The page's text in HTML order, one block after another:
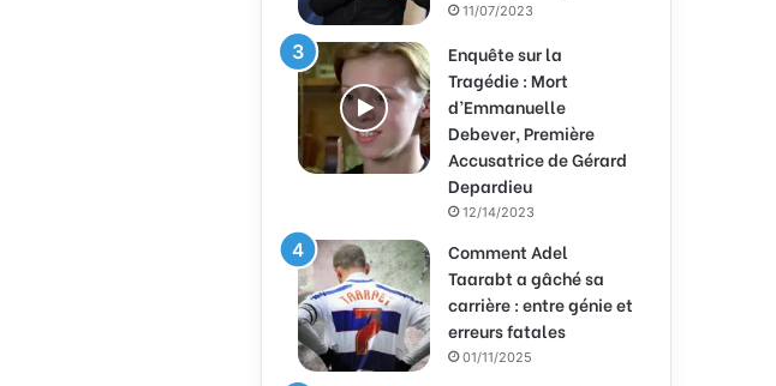
11/07/2023
Enquête sur la
Tragédie : Mort
d’Emmanuelle
Debever, Première
Accusatrice de Gérard
Depardieu
12/14/2023
Comment Adel
Taarabt a gâché sa
carrière : entre génie et
erreurs fatales
01/11/2025